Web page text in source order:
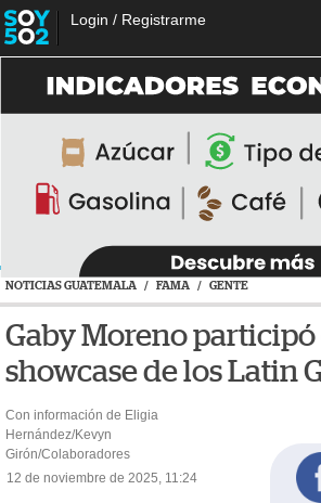
Login / Registrarme
NOTICIAS GUATEMALA / FAMA / GENTE
Gaby Moreno participó
showcase de los Latin
Con información de Eligia
Hernández/Kevyn
Girón/Colaboradores
12 de noviembre de 2025, 11:24